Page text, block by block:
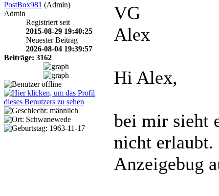
PostBox981 (Admin)
Admin
Registriert seit
2015-08-29 19:40:25
Neuester Beitrag
2026-08-04 19:39:57
Beiträge: 3162
VG
Alex
Hi Alex,
bei mir sieht
nicht erlaubt.
Anzeigebug